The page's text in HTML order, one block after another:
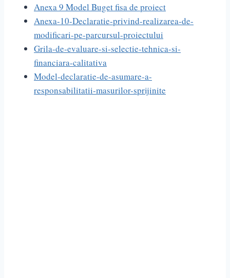
Anexa 9 Model Buget fisa de proiect
Anexa-10-Declaratie-privind-realizarea-de-
modificari-pe-parcursul-proiectului
Grila-de-evaluare-si-selectie-tehnica-si-
financiara-calitativa
Model-declaratie-de-asumare-a-
responsabilitatii-masurilor-sprijinite